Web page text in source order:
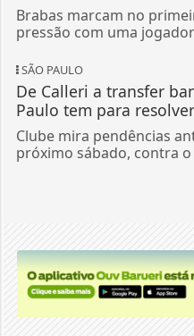
Brabas marcam no
pressão com uma
SÃO PAULO
De Calleri a transfer
Paulo tem para
Clube mira pendências
próximo sábado, contra o